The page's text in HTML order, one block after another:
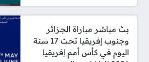
بث مباشر مباراة الجزائر
وجنوب إفريقيا تحت 17 سنة
اليوم في كأس أمم إفريقيا